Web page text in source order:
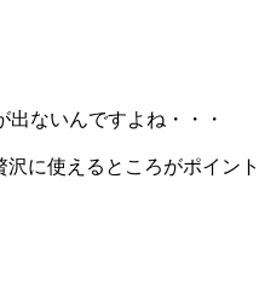
ないんですよね・・・
に使えるところがポイント